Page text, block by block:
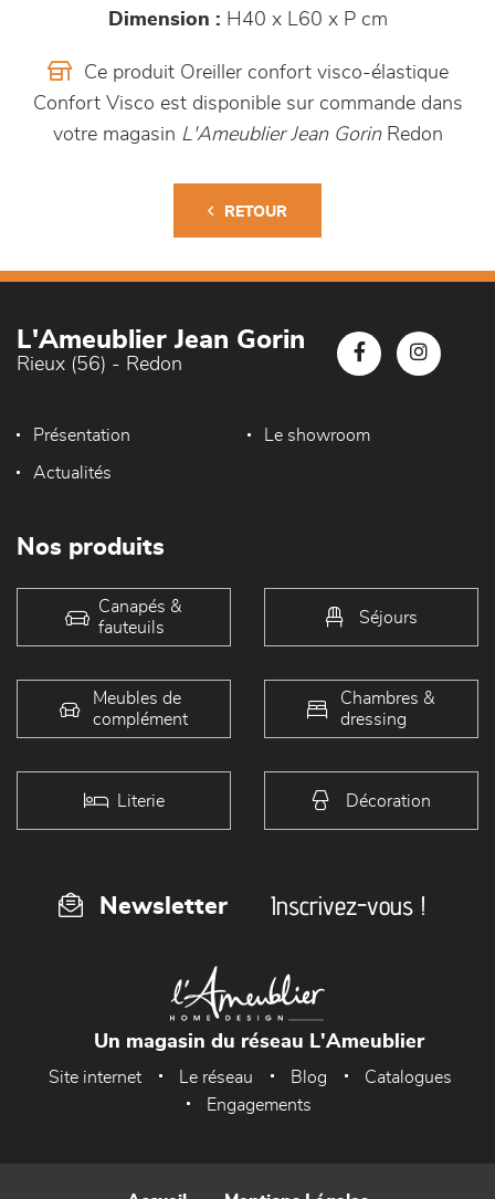
Dimension : H40 x L60 x P cm
Ce produit Oreiller confort visco-élastique
Confort Visco est disponible sur commande dans
votre magasin L'Ameublier Jean GorinRedon
RETOUR
L'Ameublier Jean Gorin
Rieux (56) - Redon
Présentation Le showroom
Actualités
Nos produits
Canapés &
fauteuils
Séjours
Meubles de
complément
Chambres &
dressing
Literie Décoration
Newsletter Inscrivez-vous !
Un magasin du réseau L'Ameublier
Site internet Le réseau Blog
Catalogues
Engagements